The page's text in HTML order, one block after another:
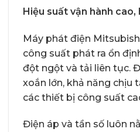
Hiệu suất vận hành
Máy phát điện
công suất phát ra ổn
đột ngột và tải liên tục.
xoắn lớn, khả năng chịu
các thiết bị công suất
Điện áp và tần số luôn